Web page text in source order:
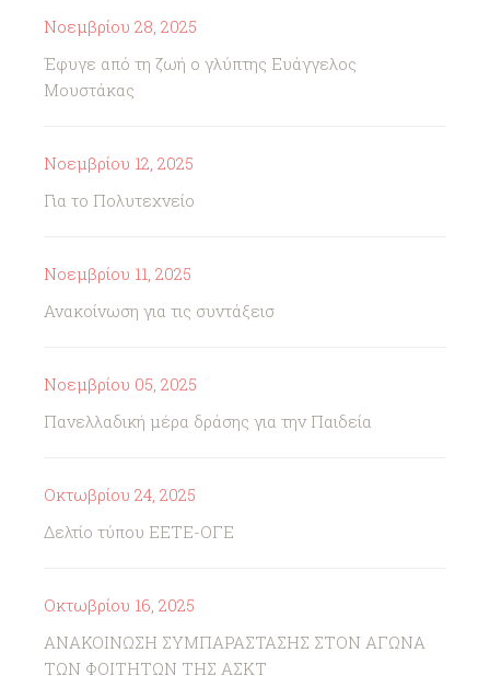
Νοεμβρίου 28, 2025
Έφυγε από τη ζωή ο γλύπτης Ευάγγελος
Μουστάκας
Νοεμβρίου 12, 2025
Για το Πολυτεχνείο
Νοεμβρίου 11, 2025
Ανακοίνωση για τις συντάξεισ
Νοεμβρίου 05, 2025
Πανελλαδική μέρα δράσης για την Παιδεία
Οκτωβρίου 24, 2025
Δελτίο τύπου ΕΕΤΕ-ΟΓΕ
Οκτωβρίου 16, 2025
ΑΝΑΚΟΙΝΩΣΗ ΣΥΜΠΑΡΑΣΤΑΣΗΣ ΣΤΟΝ ΑΓΩΝΑ
ΤΩΝ ΦΟΙΤΗΤΩΝ ΤΗΣ ΑΣΚΤ